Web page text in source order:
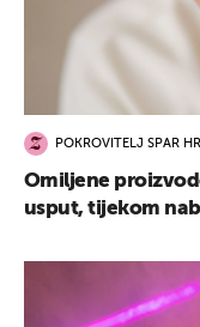
POKROVITELJ SPAR
Omiljene
usput, tijekom